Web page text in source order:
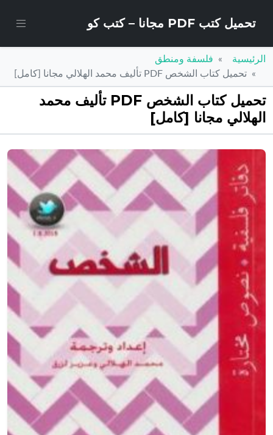
تحميل كتب PDF مجانا – كتب كو
الرئيسية
فلسفة ومنطق
تحميل كتاب الشخص PDF تأليف محمد الهلالي مجانا [كامل]
تحميل كتاب الشخص PDF تأليف محمد
الهلالي مجانا [كامل]